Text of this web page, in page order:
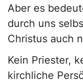
Aber es
durch uns
Christus auch
Kein Priester,
kirchliche